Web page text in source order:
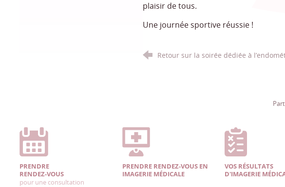
plaisir de tous.
Une journée sportive réussie !
Retour sur la soirée dédiée à
PRENDRE
RENDEZ-VOUS
pour une consultation
PRENDRE RENDEZ-VOUS EN
IMAGERIE MÉDICALE
VOS RÉSULTATS
D'IMAGERIE